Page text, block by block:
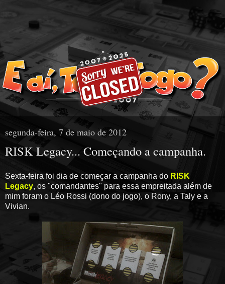
segunda-feira, 7 de maio de 2012
RISK Legacy... Começando a campanha.
Sexta-feira foi dia de começar a campanha do RISK
Legacy, os "comandantes" para essa empreitada além de
mim foram o Léo Rossi (dono do jogo), o Rony, a Taly e a
Vivian.